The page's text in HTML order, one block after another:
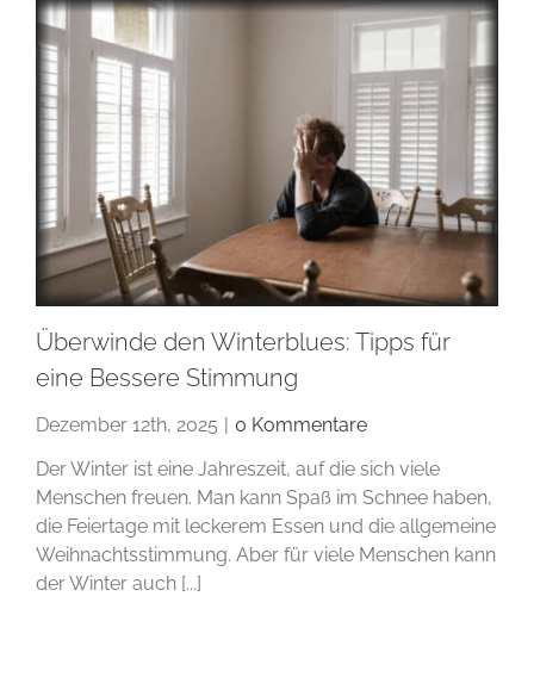
Überwinde den Winterblues: Tipps für
eine Bessere Stimmung
Dezember 12th, 2025 | 0 Kommentare
Der Winter ist eine Jahreszeit, auf die sich viele
Menschen freuen. Man kann Spaß im Schnee haben,
die Feiertage mit leckerem Essen und die allgemeine
Weihnachtsstimmung. Aber für viele Menschen kann
der Winter auch [...]